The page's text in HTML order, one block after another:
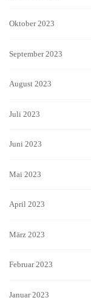
Oktober 2023
September 2023
August 2023
Juli 2023
Juni 2023
Mai 2023
April 2023
März 2023
Februar 2023
Januar 2023